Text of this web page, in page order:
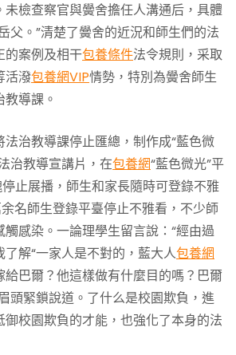
未檢查察官與黌舍擔任人溝通后，具體
父。”清楚了黌舍的近況和師生們的法
的案例及相干包養條件法令規則，采取
活潑包養網VIP情勢，特別為黌舍師生
導課。
法治教導課停止匯總，制作成“藍色微
治教導宣講片，在包養網“藍色微光”平
停止展播，師生和家長隨時可登錄不雅
名師生登錄平臺停止不雅看，不少師
觸感染。一論理學生留言說：“經由過
解“一家人是不對的，藍大人包養網
巴爾？他這樣做有什麼目的嗎？巴爾
頭緊鎖說道。了什么是校園欺負，進
御校園欺負的才能，也強化了本身的法